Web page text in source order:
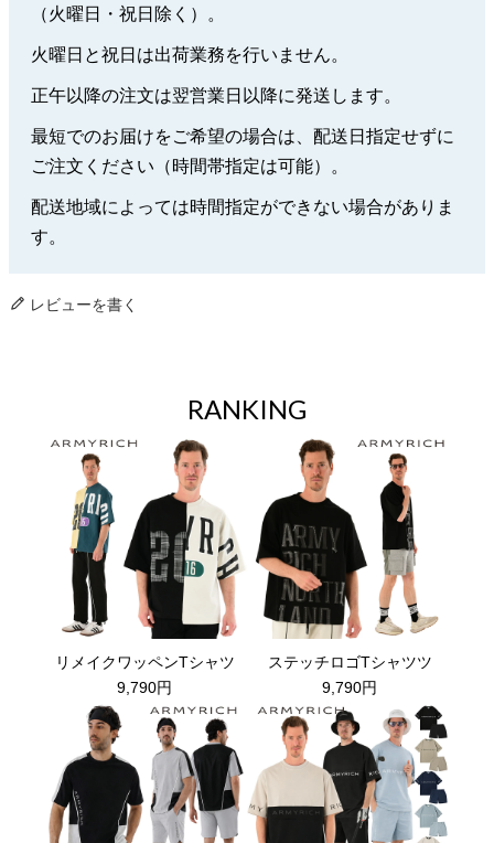
（火曜日・祝日除く）。
火曜日と祝日は出荷業務を行いません。
正午以降の注文は翌営業日以降に発送します。
最短でのお届けをご希望の場合は、配送日指定せずに
ご注文ください（時間帯指定は可能）。
配送地域によっては時間指定ができない場合がありま
す。
レビューを書く
RANKING
リメイクワッペンTシャツ
9,790円
ステッチロゴTシャツツ
9,790円